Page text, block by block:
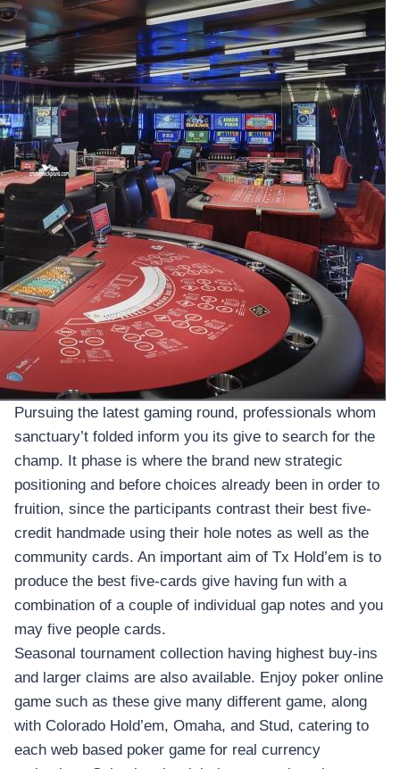
Pursuing the latest gaming round, professionals whom
sanctuary’t folded inform you its give to search for the
champ. It phase is where the brand new strategic
positioning and before choices already been in order to
fruition, since the participants contrast their best five-
credit handmade using their hole notes as well as the
community cards. An important aim of Tx Hold’em is to
produce the best five-cards give having fun with a
combination of a couple of individual gap notes and you
may five people cards.
Seasonal tournament collection having highest buy-ins
and larger claims are also available. Enjoy poker online
game such as these give many different game, along
with Colorado Hold’em, Omaha, and Stud, catering to
each web based poker game for real currency